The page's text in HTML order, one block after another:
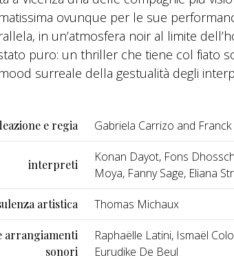
ovunque per le sue
in un’atmosfera noir al limite
puro: un thriller che tiene col fiato
surreale della gestualità degli
e regia Gabriela Carrizo and
interpreti
Konan Dayot, Fons
Moya, Fanny Sage, Eliana
artistica Thomas Michaux
arrangiamenti
sonori
Raphaëlle Latini, Ismaël
Eurudike De Beul